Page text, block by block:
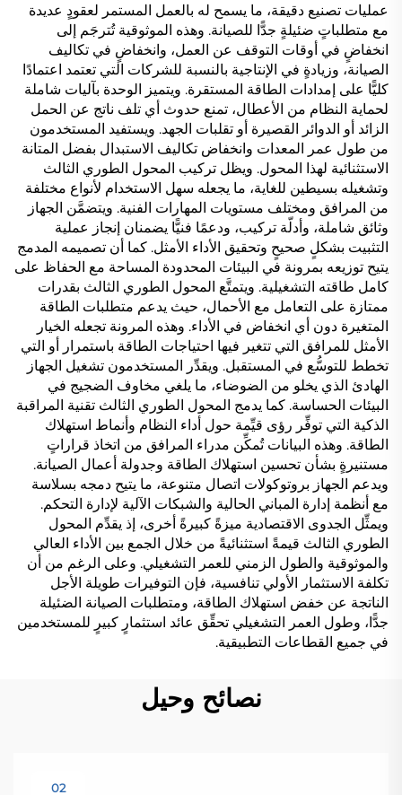
عمليات تصنيع دقيقة، ما يسمح له بالعمل المستمر لعقودٍ عديدة
مع متطلباتٍ ضئيلةٍ جدًّا للصيانة. وهذه الموثوقية تُترجَم إلى
انخفاضٍ في أوقات التوقف عن العمل، وانخفاضٍ في تكاليف
الصيانة، وزيادةٍ في الإنتاجية بالنسبة للشركات التي تعتمد اعتمادًا
كليًّا على إمدادات الطاقة المستقرة. ويتميز الوحدة بآليات شاملة
لحماية النظام من الأعطال، تمنع حدوث أي تلف ناتج عن الحمل
الزائد أو الدوائر القصيرة أو تقلبات الجهد. ويستفيد المستخدمون
من طول عمر المعدات وانخفاض تكاليف الاستبدال بفضل المتانة
الاستثنائية لهذا المحول. ويظل تركيب المحول الطوري الثالث
وتشغيله بسيطين للغاية، ما يجعله سهل الاستخدام لأنواع مختلفة
من المرافق ومختلف مستويات المهارات الفنية. ويتضمَّن الجهاز
وثائق شاملة، وأدلّة تركيب، ودعمًا فنيًّا يضمنان إنجاز عملية
التثبيت بشكلٍ صحيحٍ وتحقيق الأداء الأمثل. كما أن تصميمه المدمج
يتيح توزيعه بمرونة في البيئات المحدودة المساحة مع الحفاظ على
كامل طاقته التشغيلية. ويتمتَّع المحول الطوري الثالث بقدرات
ممتازة على التعامل مع الأحمال، حيث يدعم متطلبات الطاقة
المتغيرة دون أي انخفاض في الأداء. وهذه المرونة تجعله الخيار
الأمثل للمرافق التي تتغير فيها احتياجات الطاقة باستمرار أو التي
تخطط للتوسُّع في المستقبل. ويقدِّر المستخدمون تشغيل الجهاز
الهادئ الذي يخلو من الضوضاء، ما يلغي مخاوف الضجيج في
البيئات الحساسة. كما يدمج المحول الطوري الثالث تقنية المراقبة
الذكية التي توفِّر رؤى قيِّمة حول أداء النظام وأنماط استهلاك
الطاقة. وهذه البيانات تُمكِّن مدراء المرافق من اتخاذ قراراتٍ
مستنيرةٍ بشأن تحسين استهلاك الطاقة وجدولة أعمال الصيانة.
ويدعم الجهاز بروتوكولات اتصال متنوعة، ما يتيح دمجه بسلاسة
مع أنظمة إدارة المباني الحالية والشبكات الآلية لإدارة التحكم.
ويمثِّل الجدوى الاقتصادية ميزةً كبيرةً أخرى، إذ يقدِّم المحول
الطوري الثالث قيمةً استثنائيةً من خلال الجمع بين الأداء العالي
والموثوقية والطول الزمني للعمر التشغيلي. وعلى الرغم من أن
تكلفة الاستثمار الأولي تنافسية، فإن التوفيرات طويلة الأجل
الناتجة عن خفض استهلاك الطاقة، ومتطلبات الصيانة الضئيلة
جدًّا، وطول العمر التشغيلي تحقِّق عائد استثمارٍ كبيرٍ للمستخدمين
في جميع القطاعات التطبيقية.
نصائح وحيل
02